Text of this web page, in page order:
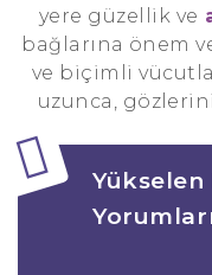
yere güzellik ve
bağlarına önem
ve biçimli
uzunca,
Yükselen